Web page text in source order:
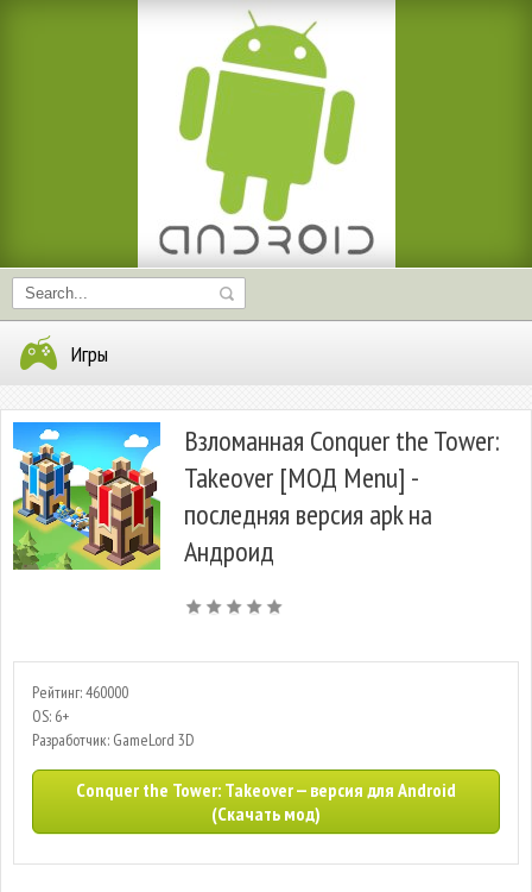
Игры
Взломанная Conquer the Tower:
Takeover [МОД Menu] -
последняя версия apk на
Андроид
Рейтинг: 460000
OS: 6+
Разработчик: GameLord 3D
Conquer the Tower: Takeover — версия для Android
(Скачать мод)